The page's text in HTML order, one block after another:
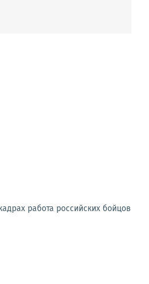
работа российских бойцов